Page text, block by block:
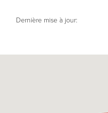
Dernière mise à jour: